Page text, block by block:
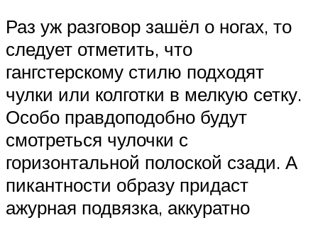
Раз уж разговор зашёл о ногах, то
следует отметить, что
гангстерскому стилю подходят
чулки или колготки в мелкую сетку.
Особо правдоподобно будут
смотреться чулочки с
горизонтальной полоской сзади. А
пикантности образу придаст
ажурная подвязка, аккуратно